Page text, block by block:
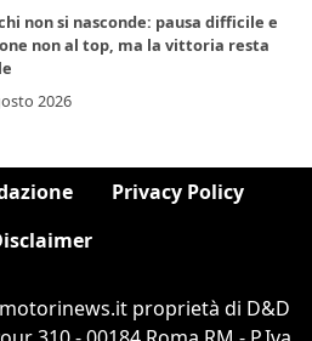
non si nasconde: pausa difficile e
non al top, ma la vittoria resta
2026
Privacy Policy
proprietà di D&D